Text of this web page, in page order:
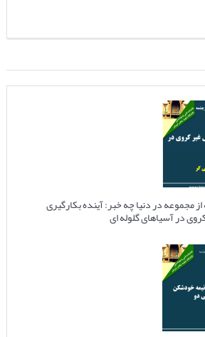
مجموعه در دنیا چه خبر: آینده بکارگیری
در آسیاهای گلوله ای